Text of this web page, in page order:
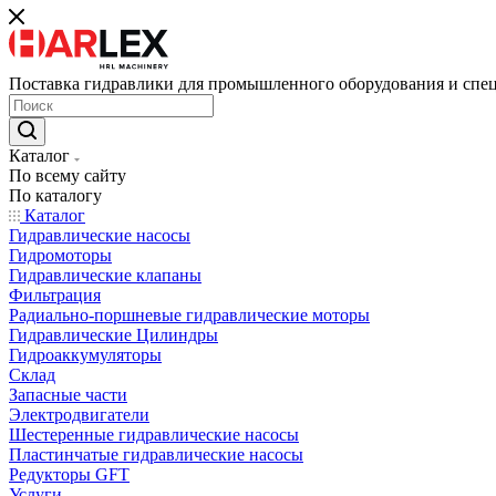
Поставка гидравлики для промышленного оборудования и
Каталог
По всему сайту
По каталогу
Каталог
Гидравлические насосы
Гидромоторы
Гидравлические клапаны
Фильтрация
Радиально-поршневые гидравлические моторы
Гидравлические Цилиндры
Гидроаккумуляторы
Склад
Запасные части
Электродвигатели
Шестеренные гидравлические насосы
Пластинчатые гидравлические насосы
Редукторы GFT